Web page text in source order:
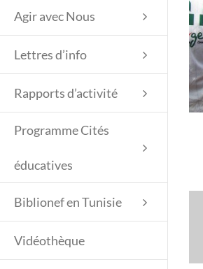
Agir avec Nous
Lettres d’info
Rapports d’activité
Programme Cités
éducatives
Biblionef en Tunisie
Vidéothèque